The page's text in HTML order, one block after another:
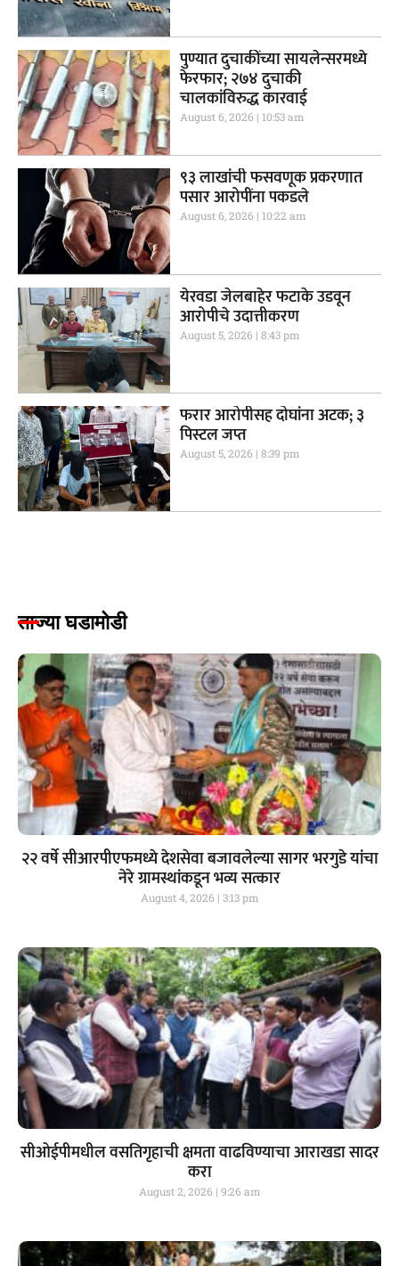
पुण्यात दुचाकींच्या सायलेन्सरमध्ये
फेरफार; २७४ दुचाकी
चालकांविरुद्ध कारवाई
August 6, 2026 10:53 am
९३ लाखांची फसवणूक प्रकरणात
पसार आरोपींना पकडले
August 6, 2026 10:22 am
येरवडा जेलबाहेर फटाके उडवून
आरोपीचे उदात्तीकरण
August 5, 2026 8:43 pm
फरार आरोपीसह दोघांना अटक; ३
पिस्टल जप्त
August 5, 2026 8:39 pm
ताज्या घडामोडी
२२ वर्षे सीआरपीएफमध्ये देशसेवा बजावलेल्या सागर भरगुडे यांचा
नेरे ग्रामस्थांकडून भव्य सत्कार
August 4, 2026 3:13 pm
सीओईपीमधील वसतिगृहाची क्षमता वाढविण्याचा आराखडा सादर
करा
August 2, 2026 9:26 am